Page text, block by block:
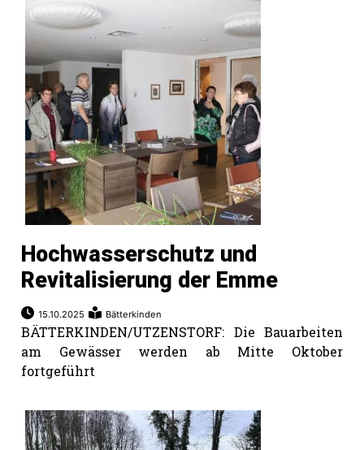
Hochwasserschutz und
Revitalisierung der Emme
15.10.2025 Bätterkinden
BÄTTERKINDEN/UTZENSTORF: Die Bauarbeiten
am Gewässer werden ab Mitte Oktober
fortgeführt